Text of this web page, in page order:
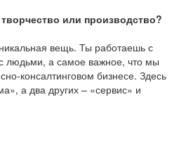
или производство?
вещь. Ты работаешь с
людьми, а самое важное, что мы
консалтинговом бизнесе. Здесь
а два других – «сервис» и